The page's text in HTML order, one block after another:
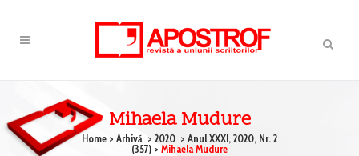
Mihaela Mudure
Home > Arhivă > 2020 > Anul XXXI, 2020, Nr. 2
(357) > Mihaela Mudure